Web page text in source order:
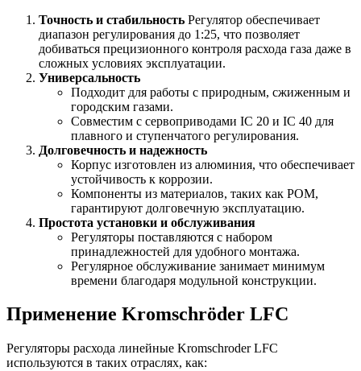
Точность и стабильность Регулятор обеспечивает
диапазон регулирования до 1:25, что позволяет
добиваться прецизионного контроля расхода газа даже в
сложных условиях эксплуатации.
Универсальность
Подходит для работы с природным, сжиженным и
городским газами.
Совместим с сервоприводами IC 20 и IC 40 для
плавного и ступенчатого регулирования.
Долговечность и надежность
Корпус изготовлен из алюминия, что обеспечивает
устойчивость к коррозии.
Компоненты из материалов, таких как POM,
гарантируют долговечную эксплуатацию.
Простота установки и обслуживания
Регуляторы поставляются с набором
принадлежностей для удобного монтажа.
Регулярное обслуживание занимает минимум
времени благодаря модульной конструкции.
Применение Kromschröder LFC
Регуляторы расхода линейные Kromschroder LFC
используются в таких отраслях, как: